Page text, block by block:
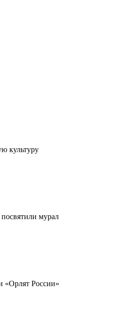
культуру
мурал
«Орлят России»